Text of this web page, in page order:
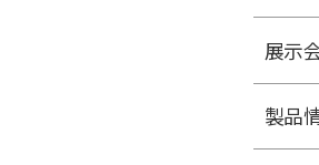
展⽰
製品